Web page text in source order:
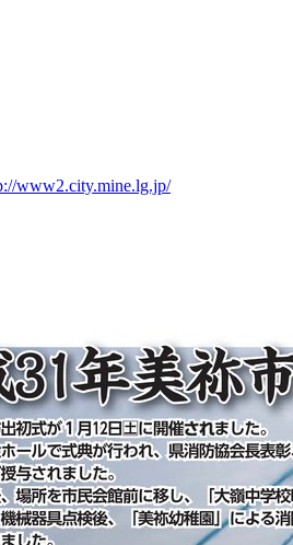
www2.city.mine.lg.jp/